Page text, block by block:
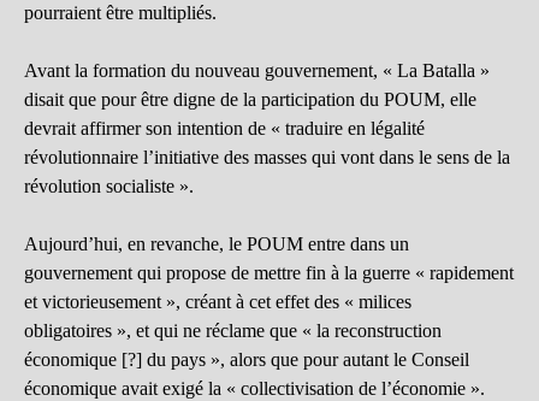
pourraient être multipliés.
Avant la formation du nouveau gouvernement, « La Batalla »
disait que pour être digne de la participation du POUM, elle
devrait affirmer son intention de « traduire en légalité
révolutionnaire l’initiative des masses qui vont dans le sens de la
révolution socialiste ».
Aujourd’hui, en revanche, le POUM entre dans un
gouvernement qui propose de mettre fin à la guerre « rapidement
et victorieusement », créant à cet effet des « milices
obligatoires », et qui ne réclame que « la reconstruction
économique [?] du pays », alors que pour autant le Conseil
économique avait exigé la « collectivisation de l’économie ».